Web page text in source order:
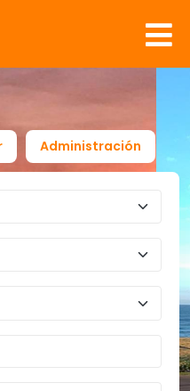
Administración